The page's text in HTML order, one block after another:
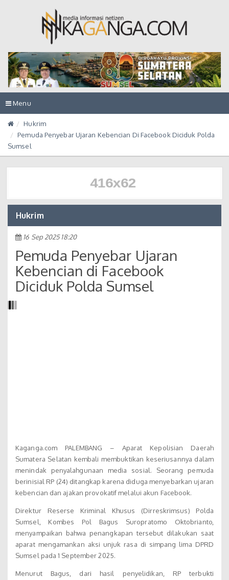
Toggle
navigation
Menu
Hukrim
Pemuda Penyebar Ujaran Kebencian Di Facebook Diciduk Polda
Sumsel
Hukrim
16 Sep 2025 18:20
Pemuda Penyebar Ujaran
Kebencian di Facebook
Diciduk Polda Sumsel
Kaganga.com PALEMBANG – Aparat Kepolisian Daerah
Sumatera Selatan kembali membuktikan keseriusannya dalam
menindak penyalahgunaan media sosial. Seorang pemuda
berinisial RP (24) ditangkap karena diduga menyebarkan ujaran
kebencian dan ajakan provokatif melalui akun Facebook.
Direktur Reserse Kriminal Khusus (Dirreskrimsus) Polda
Sumsel, Kombes Pol Bagus Suropratomo Oktobrianto,
menyampaikan bahwa penangkapan tersebut dilakukan saat
aparat mengamankan aksi unjuk rasa di simpang lima DPRD
Sumsel pada 1 September 2025.
Menurut Bagus, dari hasil penyelidikan, RP terbukti